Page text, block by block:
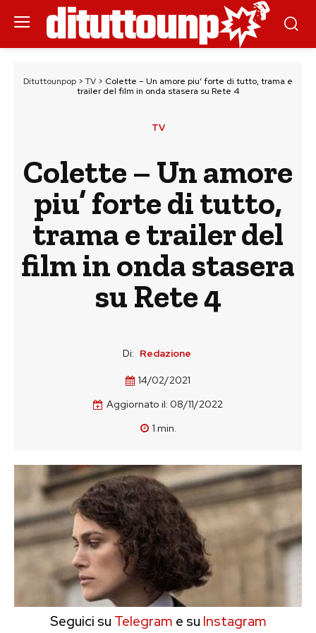
Dituttounpop > TV > Colette – Un amore piu’ forte di tutto, trama e
trailer del film in onda stasera su Rete 4
TV
Colette – Un amore
piu’ forte di tutto,
trama e trailer del
film in onda stasera
su Rete 4
Di: Redazione
14/02/2021
Aggiornato il: 08/11/2022
1 min.
Seguici su Telegram e su Instagram